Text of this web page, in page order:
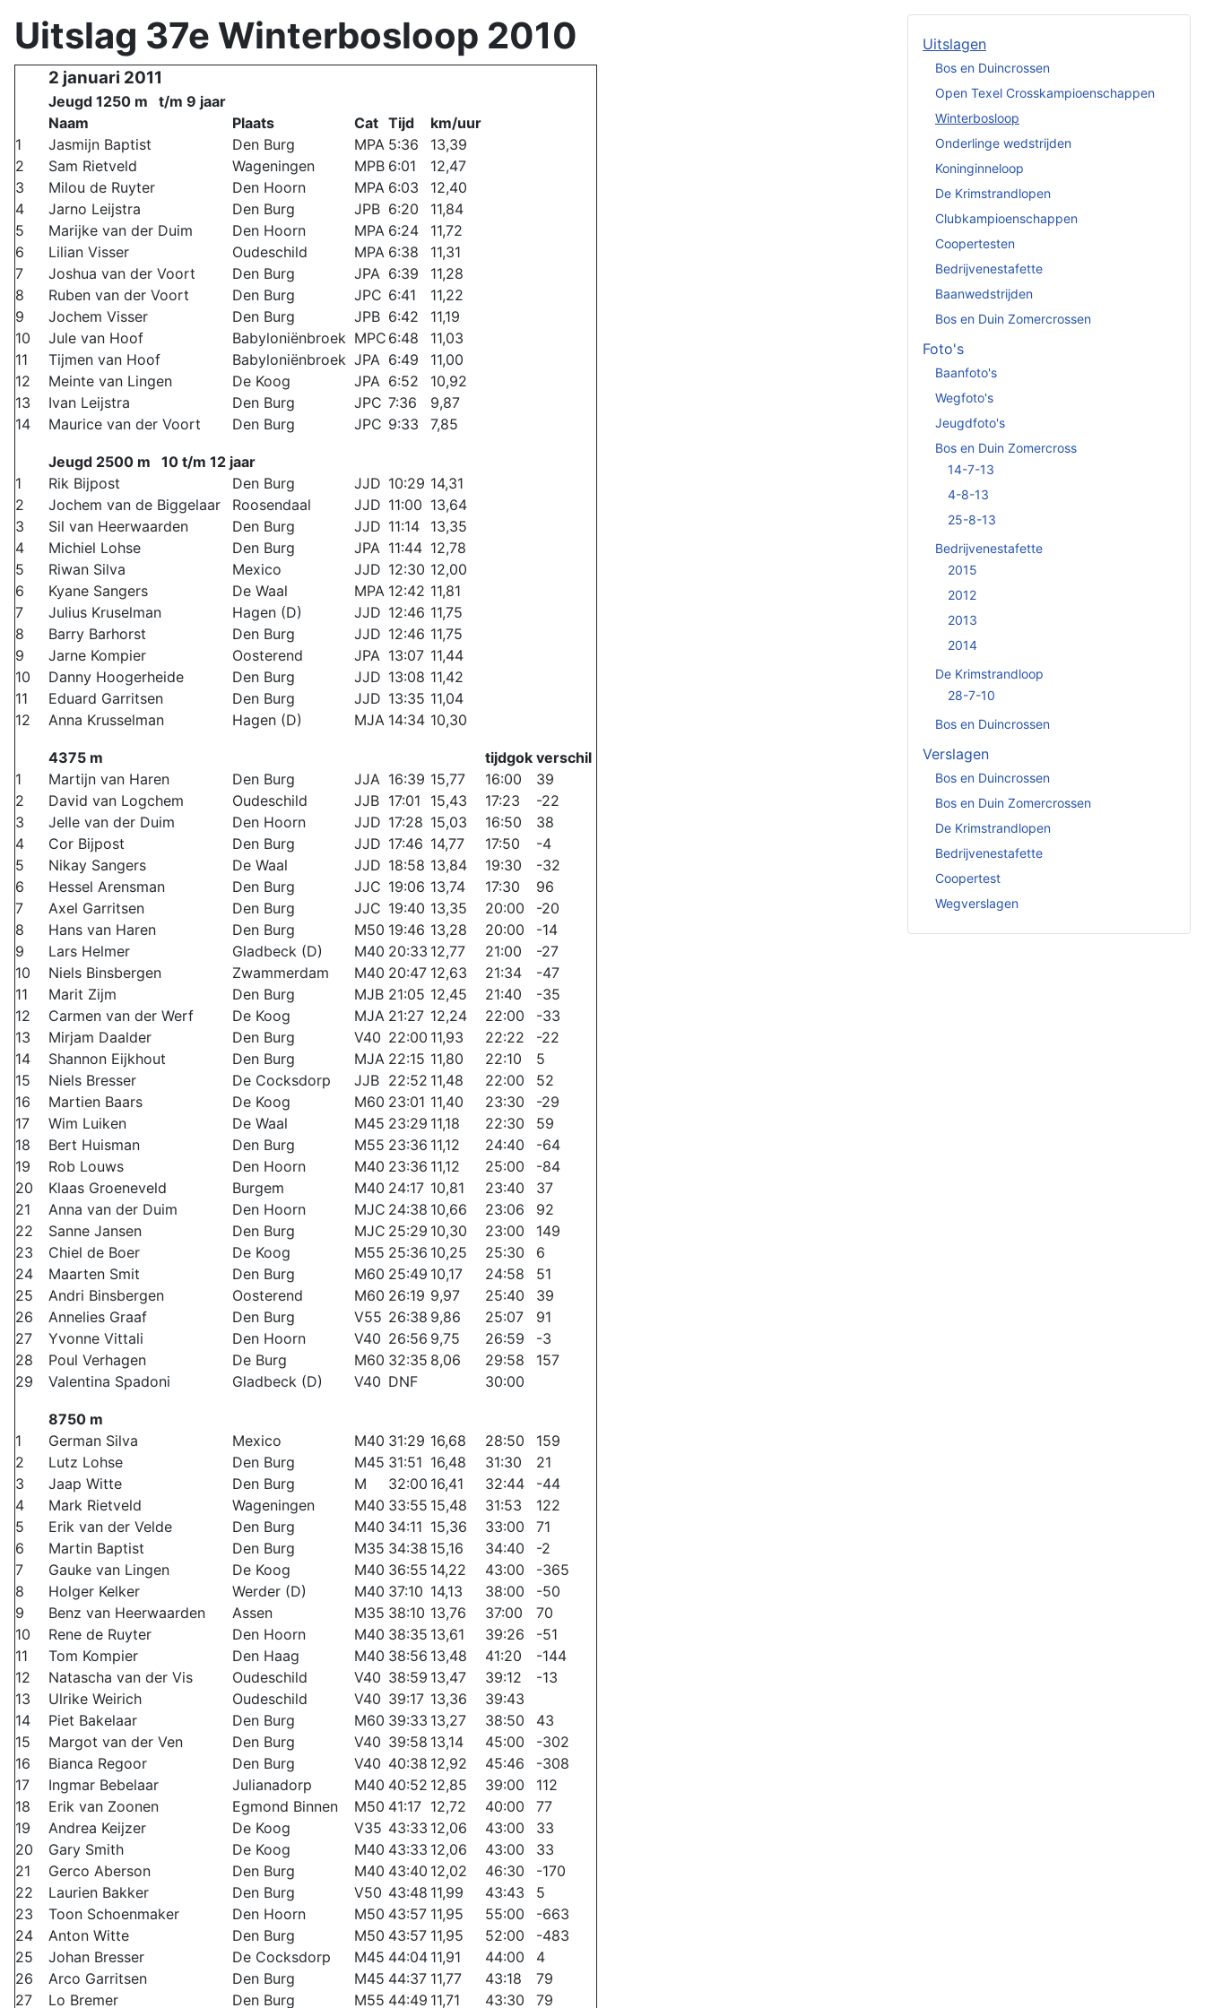
Uitslag 37e Winterbosloop 2010
2 januari 2011
Jeugd 1250 m t/m 9 jaar
Naam
Plaats Cat Tijd
km/uur
1
Jasmijn Baptist Den Burg MPA 5:36
13,39
2
Sam Rietveld Wageningen MPB 6:01
12,47
3
Milou de Ruyter Den Hoorn MPA 6:03
12,40
4
Jarno Leijstra Den Burg JPB 6:20
11,84
5
Marijke van der Duim Den Hoorn MPA 6:24
11,72
6
Lilian Visser Oudeschild MPA 6:38
11,31
7
Joshua van der Voort Den Burg JPA 6:39
11,28
8
Ruben van der Voort Den Burg JPC 6:41
11,22
9
Jochem Visser Den Burg JPB 6:42
11,19
10
Jule van Hoof Babyloniënbroek MPC 6:48
11,03
11
Tijmen van Hoof Babyloniënbroek JPA 6:49
11,00
12
Meinte van Lingen De Koog JPA 6:52
10,92
13
Ivan Leijstra Den Burg JPC 7:36
9,87
14
Maurice van der Voort Den Burg JPC 9:33 7,85
Jeugd 2500 m 10 t/m 12 jaar
1
Rik Bijpost Den Burg JJD 10:29 14,31
2
Jochem van de Biggelaar Roosendaal JJD 11:00 13,64
3
Sil van Heerwaarden Den Burg JJD 11:14
13,35
4
Michiel Lohse Den Burg JPA 11:44 12,78
5
Riwan Silva Mexico JJD 12:30 12,00
6
Kyane Sangers De Waal MPA 12:42 11,81
7
Julius Kruselman Hagen (D) JJD 12:46 11,75
8
Barry Barhorst Den Burg JJD 12:46 11,75
9
Jarne Kompier Oosterend JPA 13:07 11,44
10
Danny Hoogerheide Den Burg JJD 13:08 11,42
11
Eduard Garritsen Den Burg JJD 13:35 11,04
12
Anna Krusselman Hagen (D) MJA 14:34 10,30
4375 m tijdgok verschil
1
Martijn van Haren Den Burg JJA 16:39 15,77 16:00
39
2
David van Logchem Oudeschild JJB 17:01 15,43 17:23
-22
3
Jelle van der Duim Den Hoorn JJD 17:28 15,03 16:50
38
4
Cor Bijpost Den Burg JJD 17:46 14,77 17:50
-4
5
Nikay Sangers De Waal JJD 18:58 13,84 19:30
-32
6
Hessel Arensman Den Burg JJC 19:06 13,74 17:30
96
7
Axel Garritsen Den Burg JJC 19:40 13,35 20:00
-20
8
Hans van Haren Den Burg M50 19:46 13,28 20:00
-14
9
Lars Helmer Gladbeck (D) M40 20:33 12,77 21:00
-27
10
Niels Binsbergen Zwammerdam M40 20:47 12,63 21:34
-47
11
Marit Zijm Den Burg MJB 21:05 12,45 21:40
-35
12
Carmen van der Werf De Koog MJA 21:27 12,24 22:00
-33
13
Mirjam Daalder Den Burg V40 22:00 11,93 22:22
-22
14
Shannon Eijkhout Den Burg MJA 22:15 11,80 22:10
5
15
Niels Bresser De Cocksdorp JJB 22:52 11,48 22:00
52
16
Martien Baars De Koog M60 23:01 11,40 23:30
-29
17
Wim Luiken De Waal M45 23:29 11,18 22:30
59
18
Bert Huisman Den Burg M55 23:36 11,12 24:40
-64
19
Rob Louws Den Hoorn M40 23:36 11,12 25:00
-84
20
Klaas Groeneveld Burgem M40 24:17 10,81 23:40
37
21
Anna van der Duim Den Hoorn MJC 24:38 10,66 23:06
92
22
Sanne Jansen Den Burg MJC 25:29 10,30 23:00
149
23
Chiel de Boer De Koog M55 25:36 10,25 25:30
6
24
Maarten Smit Den Burg M60 25:49 10,17 24:58
51
25
Andri Binsbergen Oosterend M60 26:19 9,97 25:40
39
26
Annelies Graaf Den Burg V55 26:38 9,86 25:07
91
27
Yvonne Vittali Den Hoorn V40 26:56 9,75 26:59
-3
28
Poul Verhagen De Burg M60 32:35 8,06 29:58
157
29
Valentina Spadoni Gladbeck (D) V40 DNF 30:00
8750 m
1
German Silva Mexico M40 31:29 16,68 28:50
159
2
Lutz Lohse Den Burg M45 31:51 16,48 31:30
21
3
Jaap Witte Den Burg M 32:00 16,41 32:44
-44
4
Mark Rietveld Wageningen M40 33:55 15,48 31:53
122
5
Erik van der Velde Den Burg M40 34:11 15,36 33:00
71
6
Martin Baptist Den Burg M35 34:38 15,16 34:40
-2
7
Gauke van Lingen De Koog M40 36:55 14,22 43:00
-365
8
Holger Kelker Werder (D) M40 37:10 14,13 38:00
-50
9
Benz van Heerwaarden Assen M35 38:10 13,76 37:00
70
10
Rene de Ruyter Den Hoorn M40 38:35 13,61 39:26
-51
11
Tom Kompier Den Haag M40 38:56 13,48 41:20
-144
12
Natascha van der Vis Oudeschild V40 38:59 13,47 39:12
-13
13
Ulrike Weirich Oudeschild V40 39:17 13,36
39:43
14
Piet Bakelaar Den Burg M60 39:33 13,27 38:50
43
15
Margot van der Ven Den Burg V40 39:58 13,14 45:00
-302
16
Bianca Regoor Den Burg V40 40:38 12,92 45:46
-308
17
Ingmar Bebelaar Julianadorp M40 40:52 12,85 39:00
112
18
Erik van Zoonen Egmond Binnen M50 41:17 12,72 40:00
77
19
Andrea Keijzer De Koog V35 43:33 12,06 43:00
33
20
Gary Smith De Koog M40 43:33 12,06 43:00
33
21
Gerco Aberson Den Burg M40 43:40 12,02 46:30
-170
22
Laurien Bakker Den Burg V50 43:48 11,99 43:43
5
23
Toon Schoenmaker Den Hoorn M50 43:57 11,95 55:00
-663
24
Anton Witte Den Burg M50 43:57 11,95 52:00
-483
25
Johan Bresser De Cocksdorp M45 44:04 11,91 44:00
4
26
Arco Garritsen Den Burg M45 44:37 11,77 43:18
79
27
Lo Bremer Den Burg M55 44:49 11,71 43:30 79
Uitslagen
Bos en Duincrossen
Open Texel Crosskampioenschappen
Winterbosloop
Onderlinge wedstrijden
Koninginneloop
De Krimstrandlopen
Clubkampioenschappen
Coopertesten
Bedrijvenestafette
Baanwedstrijden
Bos en Duin Zomercrossen
Foto's
Baanfoto's
Wegfoto's
Jeugdfoto's
Bos en Duin Zomercross
14-7-13
4-8-13
25-8-13
Bedrijvenestafette
2015
2012
2013
2014
De Krimstrandloop
28-7-10
Bos en Duincrossen
Verslagen
Bos en Duincrossen
Bos en Duin Zomercrossen
De Krimstrandlopen
Bedrijvenestafette
Coopertest
Wegverslagen